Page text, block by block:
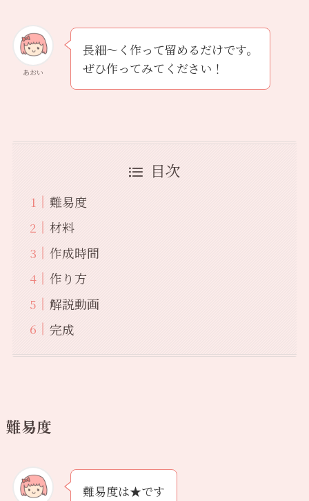
あおい
長細〜く作って留めるだけです。
ぜひ作ってみてください！
目次
難易度
材料
作成時間
作り方
解説動画
完成
難易度
難易度は★です